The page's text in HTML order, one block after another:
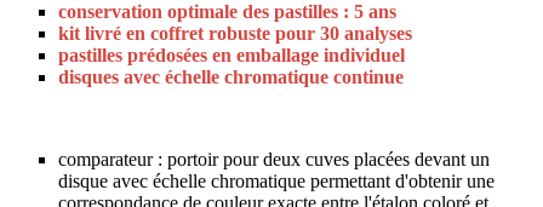
conservation optimale des pastilles : 5 ans
kit livré en coffret robuste pour 30 analyses
pastilles prédosées en emballage individuel
disques avec échelle chromatique continue
comparateur : portoir pour deux cuves placées devant un
disque avec échelle chromatique permettant d'obtenir une